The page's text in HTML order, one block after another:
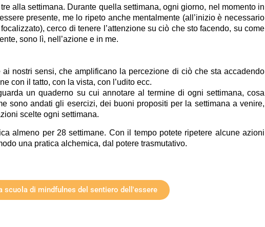
alla settimana. Durante quella settimana, ogni giorno, nel momento in
presente, me lo ripeto anche mentalmente (all’inizio è necessario
cerco di tenere l’attenzione su ciò che sto facendo, su come
sono lì, nell’azione e in me.
ai nostri sensi, che amplificano la percezione di ciò che sta accadendo
con il tatto, con la vista, con l’udito ecc.
un quaderno su cui annotare al termine di ogni settimana, cosa
sono andati gli esercizi, dei buoni propositi per la settimana a venire,
scelte ogni settimana.
almeno per 28 settimane. Con il tempo potete ripetere alcune azioni
una pratica alchemica, dal potere trasmutativo.
scuola di mindfulnes del sentiero dell'essere